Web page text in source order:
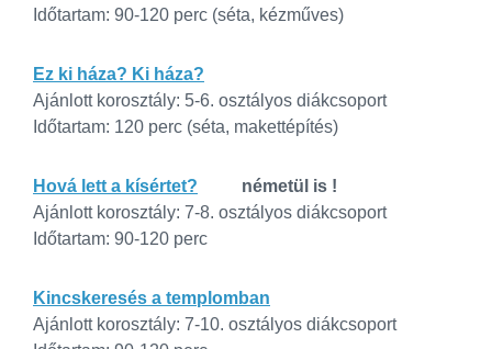
Időtartam: 90-120 perc (séta, kézműves)
Ez ki háza? Ki háza?
Ajánlott korosztály: 5-6. osztályos diákcsoport
Időtartam: 120 perc (séta, makettépítés)
Hová lett a kísértet? németül is !
Ajánlott korosztály: 7-8. osztályos diákcsoport
Időtartam: 90-120 perc
Kincskeresés a templomban
Ajánlott korosztály: 7-10. osztályos diákcsoport